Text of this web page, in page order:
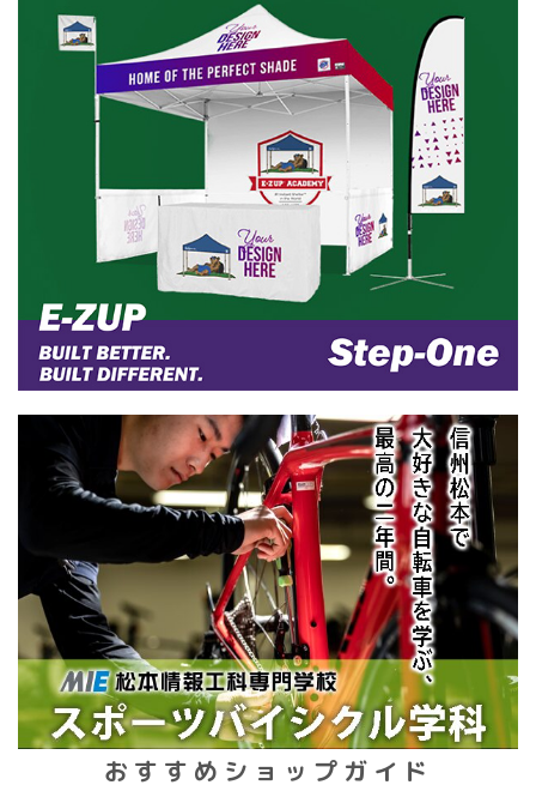
おすすめショップガイド